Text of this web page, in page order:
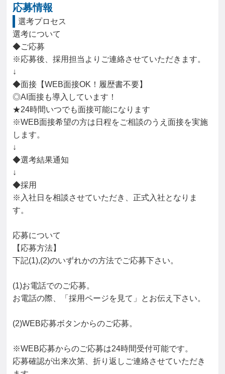
応募情報
選考プロセス
選考について
◆ご応募
※応募後、採用担当よりご連絡させていただきます。
↓
◆面接【WEB面接OK！履歴書不要】
◎AI面接も導入しています！
★24時間いつでも面接可能になります
※WEB面接希望の方は日程をご相談のうえ面接を実施
します。
↓
◆選考結果通知
↓
◆採用
※入社日を相談させていただき、正式入社となりま
す。
応募について
【応募方法】
下記(1),(2)のいずれかの方法でご応募下さい。
(1)お電話でのご応募。
お電話の際、「採用ページを見て」とお伝え下さい。
(2)WEB応募ボタンからのご応募。
※WEB応募からのご応募は24時間受付可能です。
応募確認が出来次第、折り返しご連絡させていただき